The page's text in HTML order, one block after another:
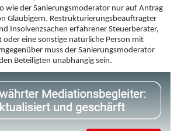
wie der Sanierungsmoderator nur auf Antrag
Gläubigern. Restrukturierungsbeauftragter
Insolvenzsachen erfahrener Steuerberater,
eine sonstige natürliche Person mit
muss der Sanierungsmoderator
Beteiligten unabhängig sein.